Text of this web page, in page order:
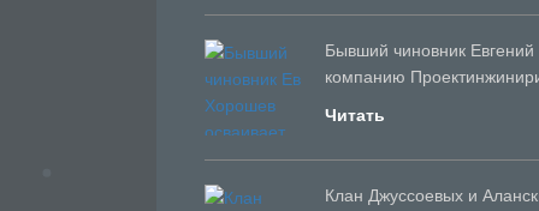
Бывший чиновник
компанию
Читать
Клан Джуссоевых и